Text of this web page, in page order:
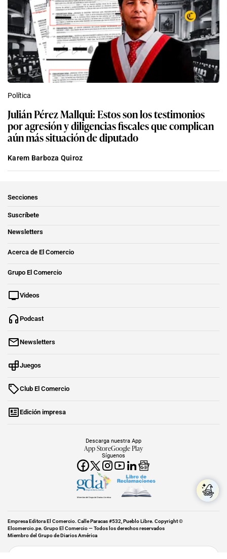
Política
Julián Pérez Mallqui: Estos son los testimonios
por agresión y diligencias fiscales que complican
aún más situación de diputado
Karem Barboza Quiroz
Secciones
Suscríbete
Newsletters
Acerca de El Comercio
Grupo El Comercio
Videos
Podcast
Newsletters
Juegos
Club El Comercio
Edición impresa
Síguenos
Descarga nuestra App
App StoreGoogle Play
Miembro del Grupo de Diarios América
Empresa Editora El Comercio. Calle Paracas #532, Pueblo Libre. Copyright ©
Elcomercio.pe. Grupo El Comercio — Todos los derechos reservados
Miembro del Grupo de Diarios América